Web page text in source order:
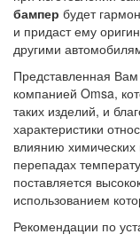
бампер будет
и придаст ему
другими
Представленная
компанией Omsa,
таких изделий, и
характеристики
влиянию
перепадах
поставляется
использованием
Рекомендации по